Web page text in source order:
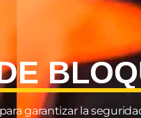
garantizar la